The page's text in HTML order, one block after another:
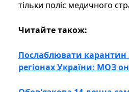
тільки поліс медичного
Читайте також:
Послаблювати карантин
регіонах України: МОЗ